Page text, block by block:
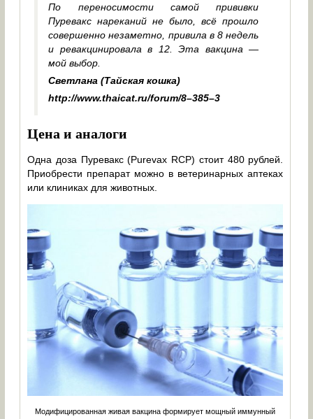
По переносимости самой прививки
Пуревакс нареканий не было, всё прошло
совершенно незаметно, привила в 8 недель
и ревакцинировала в 12. Эта вакцина —
мой выбор.
Светлана (Тайская кошка)
http://www.thaicat.ru/forum/8–385–3
Цена и аналоги
Одна доза Пуревакс (Purevax RCP) стоит 480 рублей.
Приобрести препарат можно в ветеринарных аптеках
или клиниках для животных.
Модифицированная живая вакцина формирует мощный иммунный